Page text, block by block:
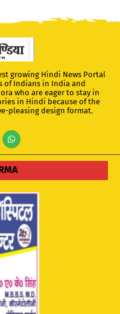
growing Hindi News Portal
of Indians in India and
who are eager to stay in
in Hindi because of the
pleasing design format.